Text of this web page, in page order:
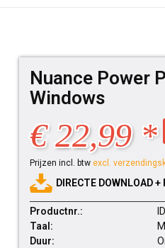
Nuance Power
Windows
€ 22,99 *
Prijzen incl. btw excl.
DIRECTE DOWNLOAD
Productnr.:
Taal:
Duur: